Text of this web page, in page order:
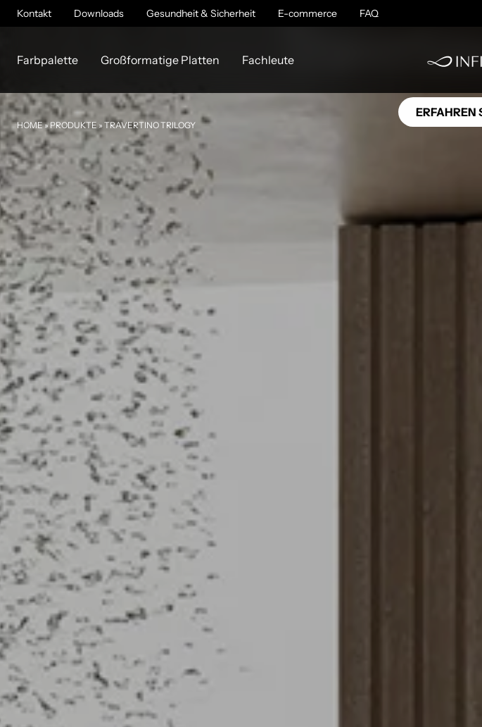
Kontakt Downloads Gesundheit & Sicherheit E-commerce FAQ
Farbpalette Großformatige Platten Fachleute
HOME»PRODUKTE» TRAVERTINO TRILOGY
ERFAHREN